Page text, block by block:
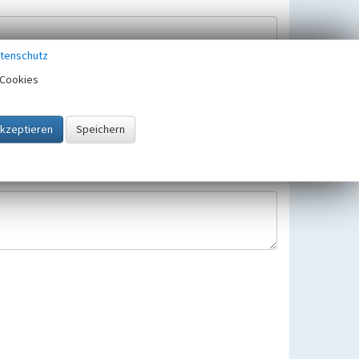
gespeichert und verwendet.
gültigen Europäischen